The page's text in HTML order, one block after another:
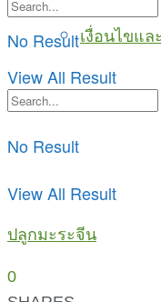
เงื่อนไขแ
No Result
View All Result
No Result
View All Result
ปลูกมะระจีน
0